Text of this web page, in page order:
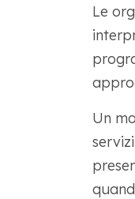
Le
Un